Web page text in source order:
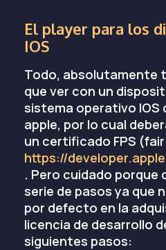
El player para los
IOS
Todo, absolutamente
que ver con un
sistema operativo IOS
apple, por lo cual
un certificado FPS
https://
. Pero cuidado porque
serie de pasos ya que
por defecto en la
licencia de desarrollo
siguientes pasos: